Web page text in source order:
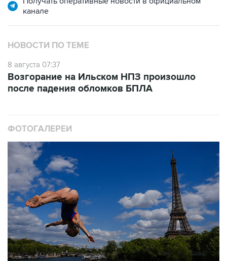
канале
НОВОСТИ ПО ТЕМЕ
8 августа 07:37
Возгорание на Ильском НПЗ произошло
после падения обломков БПЛА
ФОТОГАЛЕРЕИ